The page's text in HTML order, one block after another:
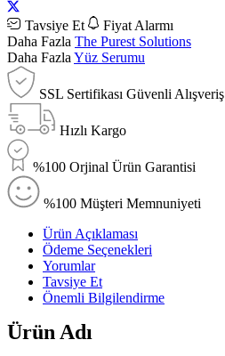
Tavsiye Et
Fiyat Alarmı
Daha Fazla The Purest Solutions
Daha Fazla Yüz Serumu
SSL Sertifikası Güvenli Alışveriş
Hızlı Kargo
%100 Orjinal Ürün Garantisi
%100 Müşteri Memnuniyeti
Ürün Açıklaması
Ödeme Seçenekleri
Yorumlar
Tavsiye Et
Önemli Bilgilendirme
Ürün Adı